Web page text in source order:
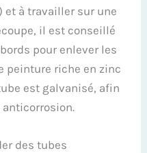
à travailler sur une
il est conseillé
pour enlever les
peinture riche en zinc
est galvanisé, afin
des tubes